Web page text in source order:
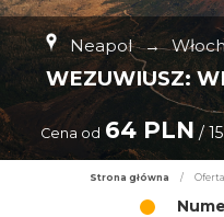
Neapol →
WEZUWIUSZ:
Cena od 64 PLN /
Strona główna / Oferta